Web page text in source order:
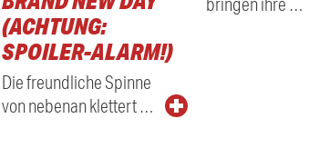
(ACHTUNG:
SPOILER-ALARM!)
Die freundliche Spinne
von nebenan klettert …